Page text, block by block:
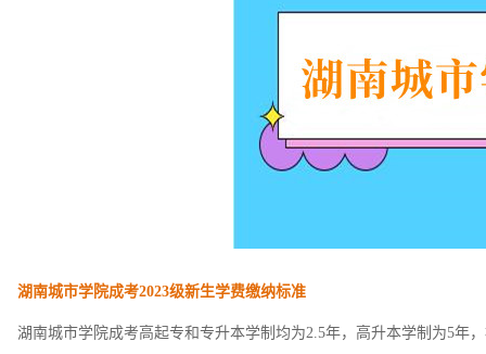
湖南城市学院成考2023级新生学费缴纳标准
湖南城市学院成考高起专和专升本学制均为2.5年，高升本学制为5年